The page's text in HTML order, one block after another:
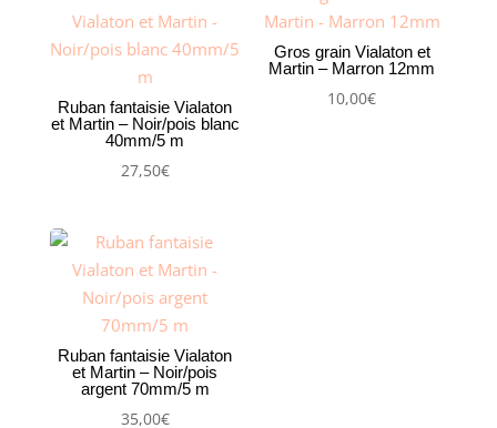
mm
Ruban fantaisie Vialaton
et Martin – Noir/pois blanc
40mm/5 m
27,50€
Gros grain Vialaton et
Martin – Marron 12mm
10,00€
Ruban fantaisie Vialaton
et Martin – Noir/pois
argent 70mm/5 m
35,00€